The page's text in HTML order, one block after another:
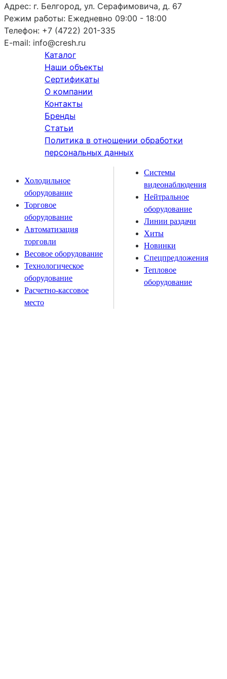
Адрес: г. Белгород, ул. Серафимовича, д. 67
Режим работы: Ежедневно 09:00 - 18:00
Телефон: +7 (4722) 201-335
E-mail: info@cresh.ru
Каталог
Наши объекты
Сертификаты
О компании
Контакты
Бренды
Статьи
Политика в отношении обработки
персональных данных
Холодильное
оборудование
Торговое
оборудование
Автоматизация
торговли
Весовое оборудование
Технологическое
оборудование
Расчетно-кассовое
место
Системы
видеонаблюдения
Нейтральное
оборудование
Линии раздачи
Хиты
Новинки
Спецпредложения
Тепловое
оборудование